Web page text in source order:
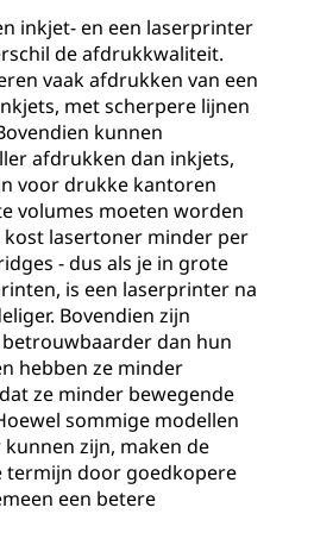
inkjet- en een laserprinter
de afdrukkwaliteit.
vaak afdrukken van een
met scherpere lijnen
kunnen
afdrukken dan inkjets,
voor drukke kantoren
volumes moeten worden
lasertoner minder per
- dus als je in grote
is een laserprinter na
Bovendien zijn
dan hun
hebben ze minder
ze minder bewegende
sommige modellen
zijn, maken de
termijn door goedkopere
een betere